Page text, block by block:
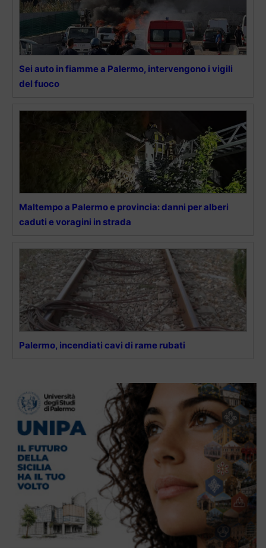
Sei auto in fiamme a Palermo, intervengono i vigili
del fuoco
Maltempo a Palermo e provincia: danni per alberi
caduti e voragini in strada
Palermo, incendiati cavi di rame rubati